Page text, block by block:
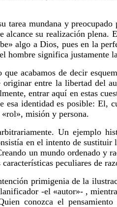
mundana y
su realización plena.
algo a Dios, pues en la
hombre significa justamente
acabamos de decir
entre la libertad del
entrar aquí en estas
identidad es posible: El,
misión y persona.
Un ejemplo
en el intento de sustituir
un mundo ordenado y
peculiares de
primigenia de la
-el «autor»- ,
conozca el